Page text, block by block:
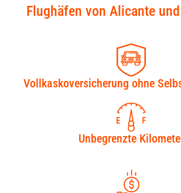
Flughäfen von Alicante
Vollkaskoversicherung ohne
Unbegrenzte